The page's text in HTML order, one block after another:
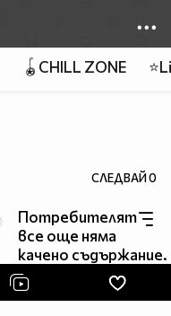
🪀CHILL ZONE
СЛЕДВАЙ0
Потребителят
все още няма
качено съдържание.